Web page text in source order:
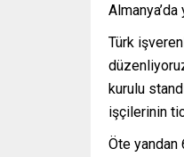
Almanya’da
Türk
kurulu
işçilerinin
Öte yandan